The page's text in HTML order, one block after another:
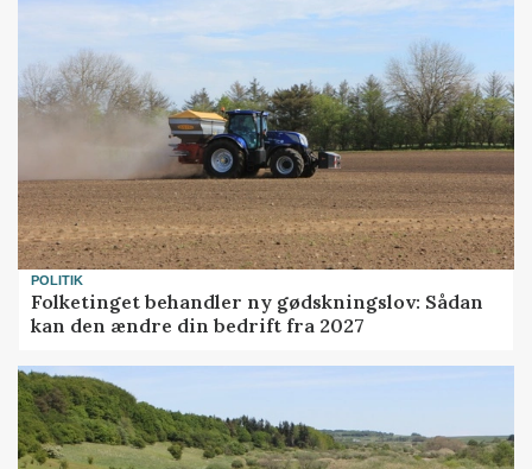
POLITIK
Folketinget behandler ny gødskningslov: Sådan
kan den ændre din bedrift fra 2027